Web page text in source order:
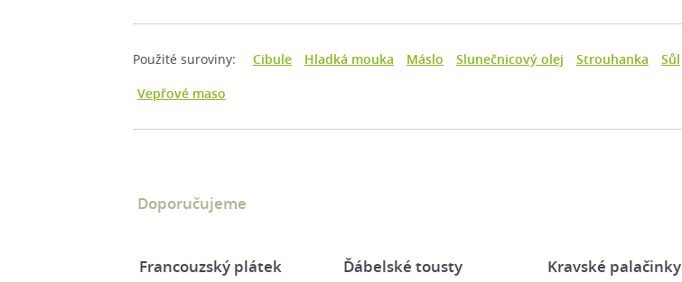
Použité suroviny: Cibule Hladká mouka Máslo Slunečnicový olej Strouhanka Sůl
Vepřové maso
Doporučujeme
Francouzský plátek Ďábelské tousty Kravské palačinky